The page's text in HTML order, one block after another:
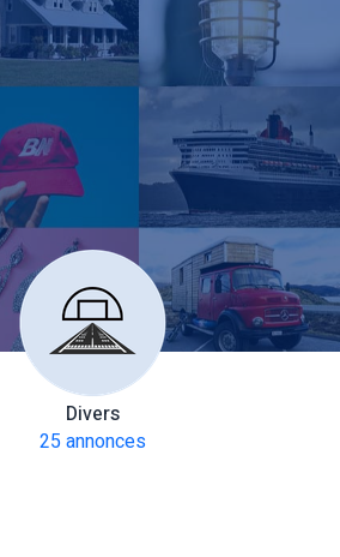
Divers
25 annonces